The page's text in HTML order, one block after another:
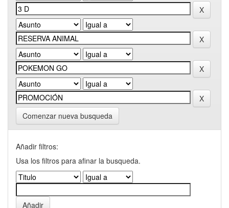
Comenzar nueva busqueda
Añadir filtros:
Usa los filtros para afinar la busqueda.